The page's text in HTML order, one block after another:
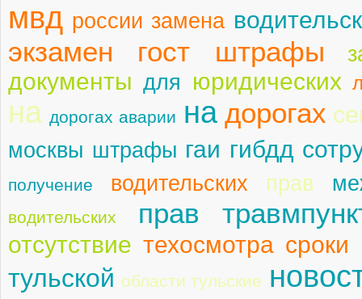
мвд россии замена
экзамен гост штрафы
документы для юридических
на дорогах аварии на дорогах
москвы штрафы гаи гибдд
получение водительских прав
водительских прав
отсутствие техосмотра сроки
тульской области тульские